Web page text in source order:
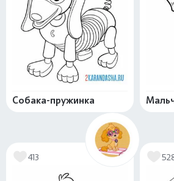
Собака-пружинка
413